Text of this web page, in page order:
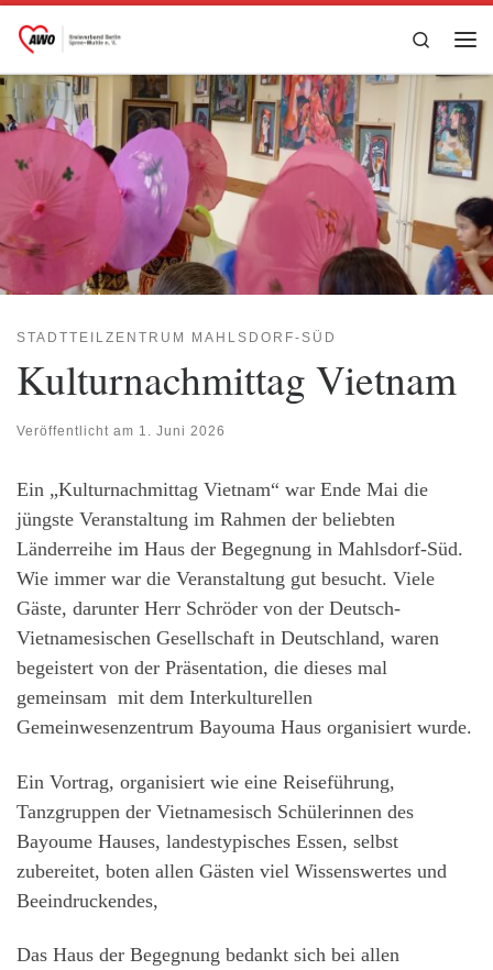
Zum Inhalt springen
Search
STADTTEILZENTRUM MAHLSDORF-SÜD
Kulturnachmittag Vietnam
Veröffentlicht am 1. Juni 2026
Ein „Kulturnachmittag Vietnam“ war Ende Mai die
jüngste Veranstaltung im Rahmen der beliebten
Länderreihe im Haus der Begegnung in Mahlsdorf-Süd.
Wie immer war die Veranstaltung gut besucht. Viele
Gäste, darunter Herr Schröder von der Deutsch-
Vietnamesischen Gesellschaft in Deutschland, waren
begeistert von der Präsentation, die dieses mal
gemeinsam mit dem Interkulturellen
Gemeinwesenzentrum Bayouma Haus organisiert wurde.
Ein Vortrag, organisiert wie eine Reiseführung,
Tanzgruppen der Vietnamesisch Schülerinnen des
Bayoume Hauses, landestypisches Essen, selbst
zubereitet, boten allen Gästen viel Wissenswertes und
Beeindruckendes,
Das Haus der Begegnung bedankt sich bei allen